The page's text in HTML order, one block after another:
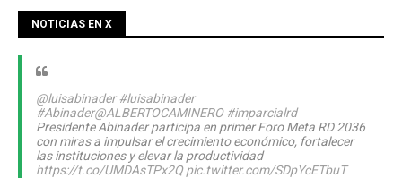
NOTICIAS EN X
@luisabinader #luisabinader
#Abinader@ALBERTOCAMINERO #imparcialrd
Presidente Abinader participa en primer Foro Meta RD 2036
con miras a impulsar el crecimiento económico, fortalecer
las instituciones y elevar la productividad
https://t.co/UMDAsTPx2Q pic.twitter.com/SDpYcETbuT